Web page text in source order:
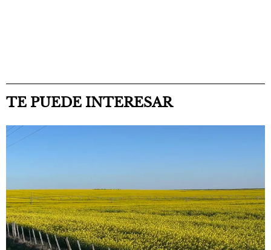
TE PUEDE INTERESAR